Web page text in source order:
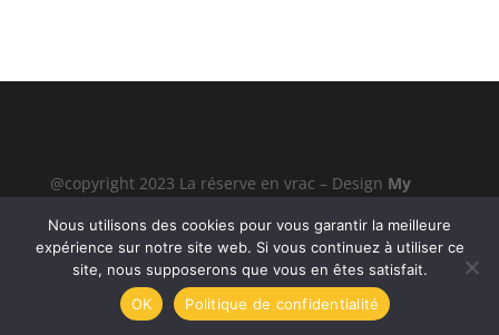
@copyright 2023 La réserve en vrac – Design My
confidentialité
Nous utilisons des cookies pour vous garantir la meilleure
expérience sur notre site web. Si vous continuez à utiliser ce
site, nous supposerons que vous en êtes satisfait.
OK
Politique de confidentialité